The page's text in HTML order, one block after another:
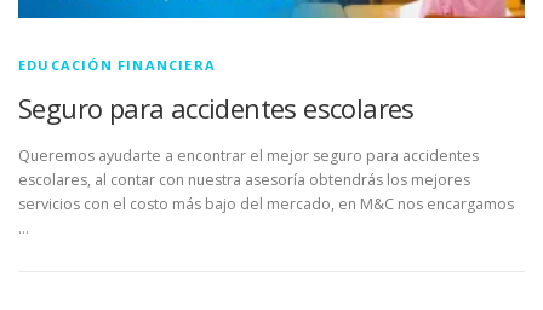
EDUCACIÓN FINANCIERA
Seguro para accidentes escolares
Queremos ayudarte a encontrar el mejor seguro para accidentes
escolares, al contar con nuestra asesoría obtendrás los mejores
servicios con el costo más bajo del mercado, en M&C nos encargamos
…